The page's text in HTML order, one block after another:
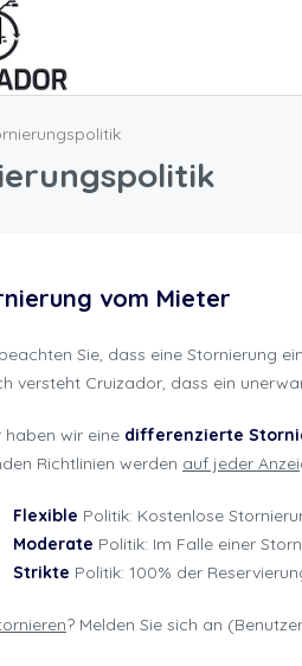
vom Mieter
Sie, dass eine Stornierung
versteht Cruizador, dass ein
haben wir eine differenzierte
Richtlinien werden auf jeder
Flexible Politik: Kostenlose
Moderate Politik: Im Falle einer
Strikte Politik: 100% der
? Melden Sie sich an